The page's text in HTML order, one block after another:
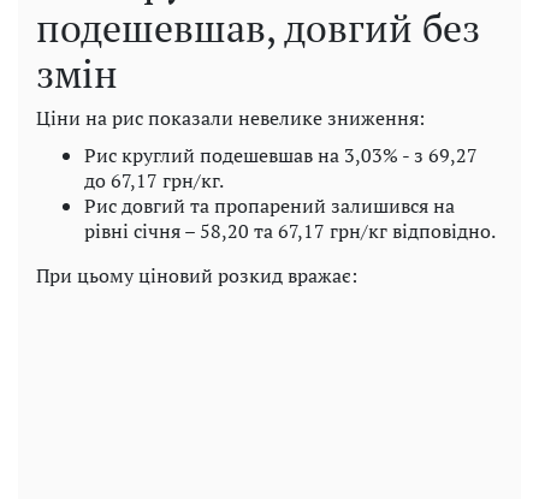
подешевшав, довгий без
змін
Ціни на рис показали невелике зниження:
Рис круглий подешевшав на 3,03% - з 69,27
до 67,17 грн/кг.
Рис довгий та пропарений залишився на
рівні січня – 58,20 та 67,17 грн/кг відповідно.
При цьому ціновий розкид вражає: